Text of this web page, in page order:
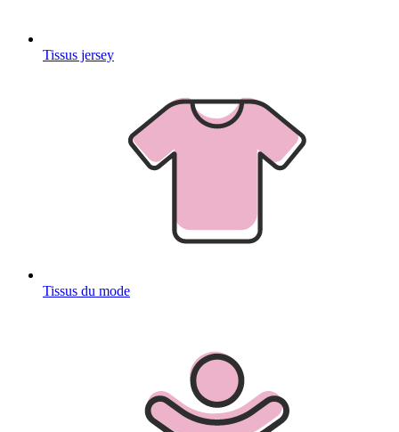
Tissus jersey
Tissus du mode